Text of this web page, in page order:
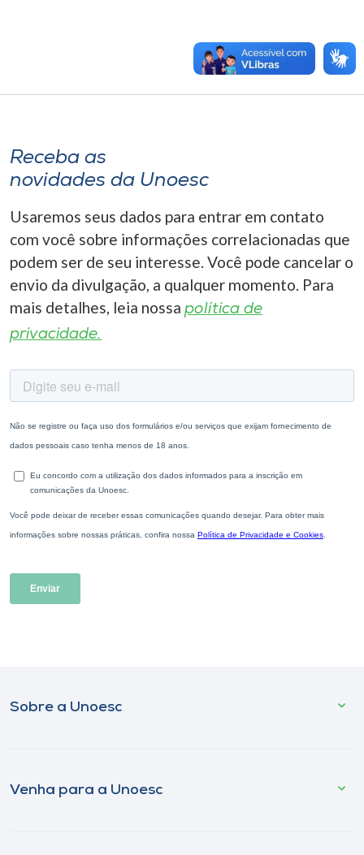
Receba as
novidades da Unoesc
Usaremos seus dados para entrar em contato
com você sobre informações correlacionadas que
podem ser de seu interesse. Você pode cancelar o
envio da divulgação, a qualquer momento. Para
mais detalhes, leia nossa política de
privacidade.
Sobre a Unoesc
Venha para a Unoesc